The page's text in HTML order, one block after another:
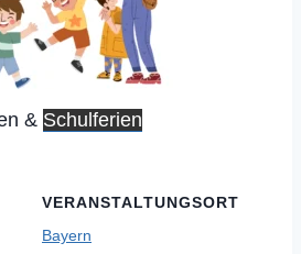
& Schulferien
VERANSTALTUNGSORT
Bayern